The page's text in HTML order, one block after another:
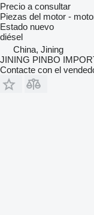
Precio a consultar
Piezas del motor -
Estado nuevo
diésel
China, Jining
JINING PINBO
Contacte con el